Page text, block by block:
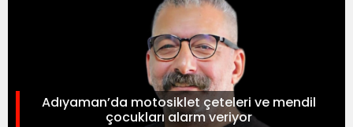
Adıyaman’da motosiklet çeteleri ve mendil
çocukları alarm veriyor